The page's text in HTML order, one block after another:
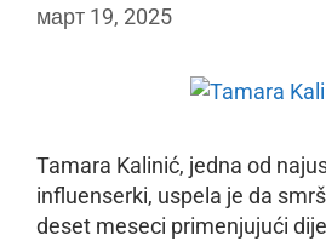
март 19, 2025
Tamara Kalinić, jedna od
influenserki, uspela je da
deset meseci primenjujući